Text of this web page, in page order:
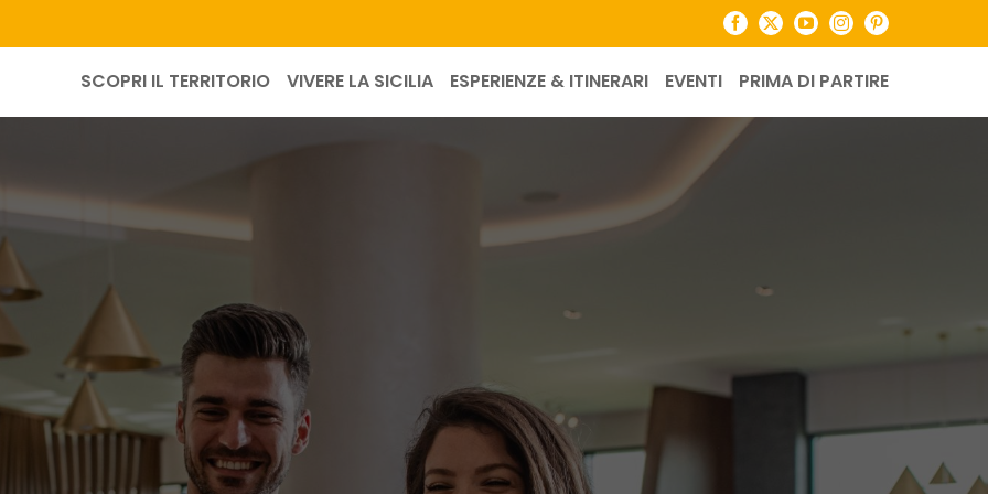
Facebook
X YouTubeInstagramPinterest
SCOPRI IL TERRITORIO VIVERE LA SICILIA ESPERIENZE & ITINERARI EVENTI PRIMA DI PARTIRE